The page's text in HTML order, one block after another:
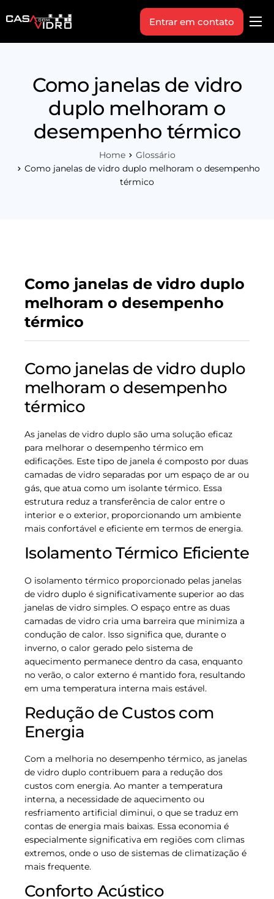
Produtos
Indique+
Workshop
Vagas
Entrar em contato
Como janelas de vidro
duplo melhoram o
desempenho térmico
Home
Glossário
Como janelas de vidro duplo melhoram o desempenho
térmico
Como janelas de vidro duplo
melhoram o desempenho
térmico
Como janelas de vidro duplo
melhoram o desempenho
térmico
As janelas de vidro duplo são uma solução eficaz
para melhorar o desempenho térmico em
edificações. Este tipo de janela é composto por duas
camadas de vidro separadas por um espaço de ar ou
gás, que atua como um isolante térmico. Essa
estrutura reduz a transferência de calor entre o
interior e o exterior, proporcionando um ambiente
mais confortável e eficiente em termos de energia.
Isolamento Térmico Eficiente
O isolamento térmico proporcionado pelas janelas
de vidro duplo é significativamente superior ao das
janelas de vidro simples. O espaço entre as duas
camadas de vidro cria uma barreira que minimiza a
condução de calor. Isso significa que, durante o
inverno, o calor gerado pelo sistema de
aquecimento permanece dentro da casa, enquanto
no verão, o calor externo é mantido fora, resultando
em uma temperatura interna mais estável.
Redução de Custos com
Energia
Com a melhoria no desempenho térmico, as janelas
de vidro duplo contribuem para a redução dos
custos com energia. Ao manter a temperatura
interna, a necessidade de aquecimento ou
resfriamento artificial diminui, o que se traduz em
contas de energia mais baixas. Essa economia é
especialmente significativa em regiões com climas
extremos, onde o uso de sistemas de climatização é
mais frequente.
Conforto Acústico